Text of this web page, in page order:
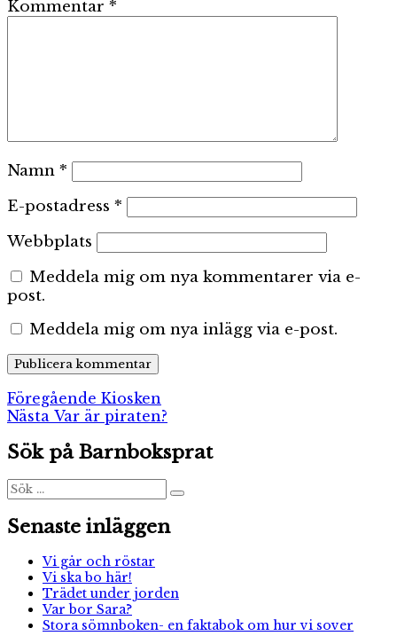
Kommentar *
Namn *
E-postadress *
Webbplats
Meddela mig om nya kommentarer via e-
post.
Meddela mig om nya inlägg via e-post.
Inläggsnavigering
Föregående Föregående
inlägg:
Kiosken
Nästa Nästa
Var är piraten?
Sök på Barnboksprat
Sök
efter:
Sök
Senaste inläggen
Vi går och röstar
Vi ska bo här!
Trädet under jorden
Var bor Sara?
Stora sömnboken- en faktabok om hur vi sover